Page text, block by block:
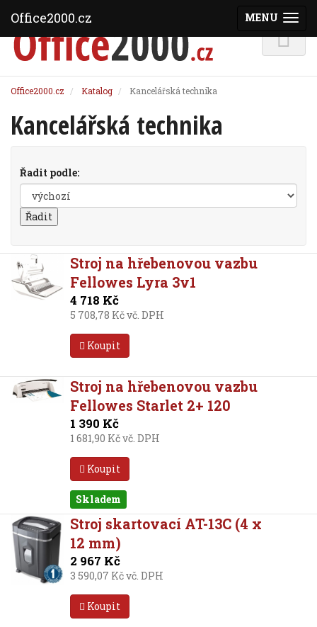
Office2000.cz Katalog Kancelářská technika
Kancelářská technika
Řadit podle:
Stroj na hřebenovou vazbu
Fellowes Lyra 3v1
4 718 Kč
5 708,78 Kč vč. DPH
Koupit
Stroj na hřebenovou vazbu
Fellowes Starlet 2+ 120
1 390 Kč
1 681,90 Kč vč. DPH
Koupit
Skladem
Stroj skartovací AT-13C (4 x
12 mm)
2 967 Kč
3 590,07 Kč vč. DPH
Koupit
MENU
Office2000.cz